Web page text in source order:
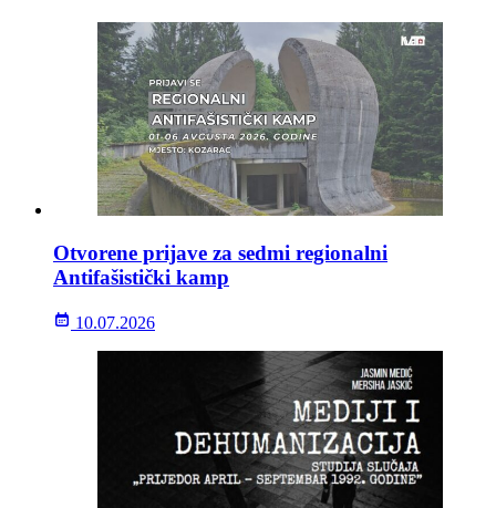
Otvorene prijave za sedmi regionalni
Antifašistički kamp
10.07.2026